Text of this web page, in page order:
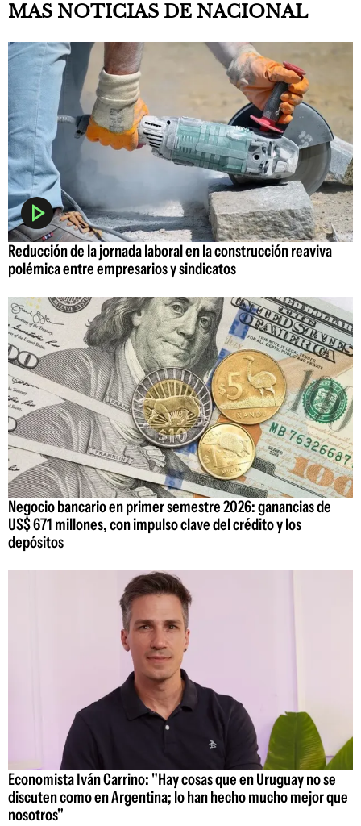
MAS NOTICIAS DE NACIONAL
Reducción de la jornada laboral en la construcción reaviva
polémica entre empresarios y sindicatos
Negocio bancario en primer semestre 2026: ganancias de
US$ 671 millones, con impulso clave del crédito y los
depósitos
Economista Iván Carrino: "Hay cosas que en Uruguay no se
discuten como en Argentina; lo han hecho mucho mejor que
nosotros"